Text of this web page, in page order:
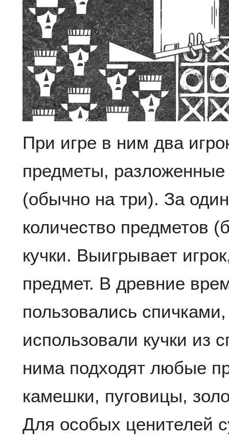
При игре в ним два
предметы, разложенные
(обычно на три). За
количество предметов
кучки. Выигрывает
предмет. В древние
пользовались
использовали кучки из
нима подходят любые
камешки, пуговицы,
Для особых ценителей